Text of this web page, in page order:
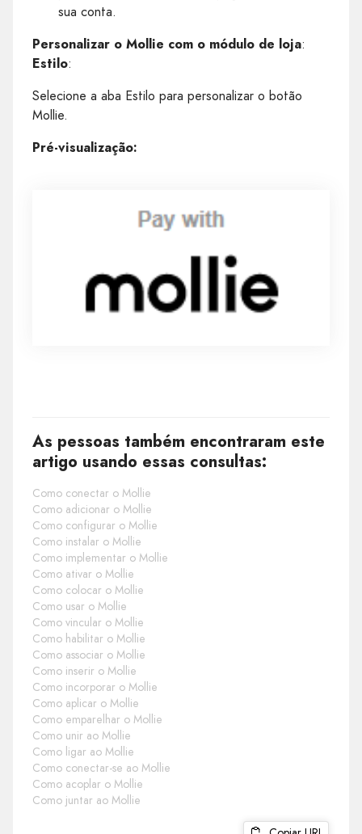
sua conta.
Personalizar o Mollie com o módulo de loja:
Estilo:
Selecione a aba Estilo para personalizar o botão
Mollie.
Pré-visualização:
As pessoas também encontraram este
artigo usando essas consultas:
Como conectar o Mollie
Como adicionar o Mollie
Como configurar o Mollie
Como instalar o Mollie
Como implementar o Mollie
Como ativar o Mollie
Como colocar o Mollie
Como usar o Mollie
Como vincular o Mollie
Como habilitar o Mollie
Como associar o Mollie
Como inserir o Mollie
Como incorporar o Mollie
Como aplicar o Mollie
Como emparelhar o Mollie
Como unir ao Mollie
Como ligar ao Mollie
Como conectar-se ao Mollie
Como acoplar o Mollie
Como juntar ao Mollie